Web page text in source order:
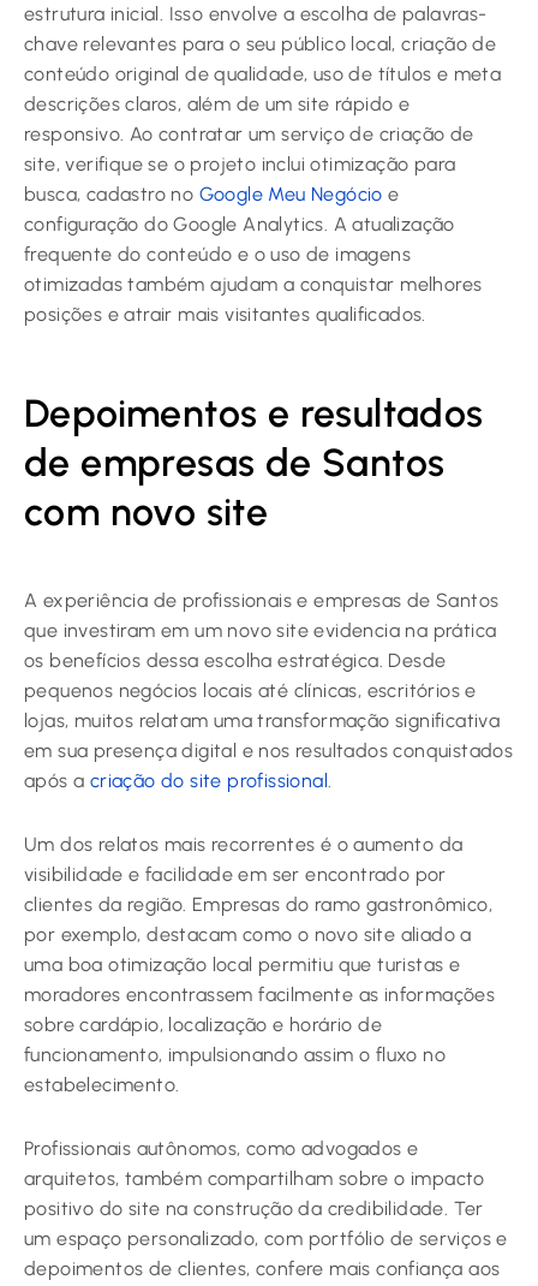
estrutura inicial. Isso envolve a escolha de palavras-
chave relevantes para o seu público local, criação de
conteúdo original de qualidade, uso de títulos e meta
descrições claros, além de um site rápido e
responsivo. Ao contratar um serviço de criação de
site, verifique se o projeto inclui otimização para
busca, cadastro no Google Meu Negócio e
configuração do Google Analytics. A atualização
frequente do conteúdo e o uso de imagens
otimizadas também ajudam a conquistar melhores
posições e atrair mais visitantes qualificados.
Depoimentos e resultados
de empresas de Santos
com novo site
A experiência de profissionais e empresas de Santos
que investiram em um novo site evidencia na prática
os benefícios dessa escolha estratégica. Desde
pequenos negócios locais até clínicas, escritórios e
lojas, muitos relatam uma transformação significativa
em sua presença digital e nos resultados conquistados
após a criação do site profissional.
Um dos relatos mais recorrentes é o aumento da
visibilidade e facilidade em ser encontrado por
clientes da região. Empresas do ramo gastronômico,
por exemplo, destacam como o novo site aliado a
uma boa otimização local permitiu que turistas e
moradores encontrassem facilmente as informações
sobre cardápio, localização e horário de
funcionamento, impulsionando assim o fluxo no
estabelecimento.
Profissionais autônomos, como advogados e
arquitetos, também compartilham sobre o impacto
positivo do site na construção da credibilidade. Ter
um espaço personalizado, com portfólio de serviços e
depoimentos de clientes, confere mais confiança aos